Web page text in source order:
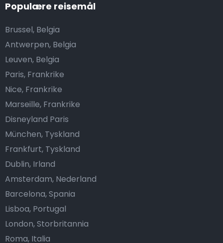
Populære reisemål
Brussel, Belgia
Antwerpen, Belgia
Leuven, Belgia
Paris, Frankrike
Nice, Frankrike
Marseille, Frankrike
Disneyland Paris
München, Tyskland
Frankfurt, Tyskland
Dublin, Irland
Amsterdam, Nederland
Barcelona, Spania
Lisboa, Portugal
London, Storbritannia
Roma, Italia